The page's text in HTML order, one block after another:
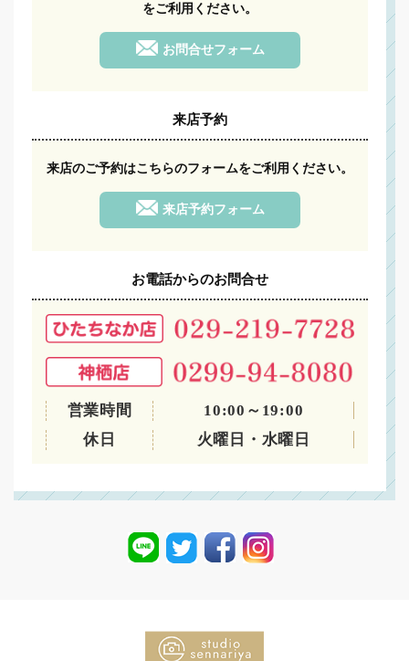
をご利用ください。
お問合せフォーム
来店予約
来店のご予約はこちらのフォームをご利用ください。
来店予約フォーム
お電話からのお問合せ
営業時間
10:00～19:00
休日
火曜日・水曜日